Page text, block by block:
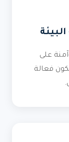
على
فعالة